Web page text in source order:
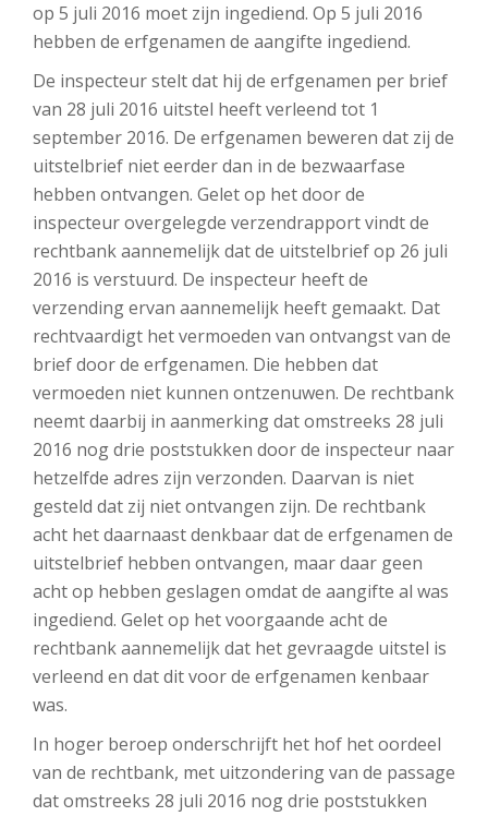
op 5 juli 2016 moet zijn ingediend. Op 5 juli 2016
hebben de erfgenamen de aangifte ingediend.
De inspecteur stelt dat hij de erfgenamen per brief
van 28 juli 2016 uitstel heeft verleend tot 1
september 2016. De erfgenamen beweren dat zij de
uitstelbrief niet eerder dan in de bezwaarfase
hebben ontvangen. Gelet op het door de
inspecteur overgelegde verzendrapport vindt de
rechtbank aannemelijk dat de uitstelbrief op 26 juli
2016 is verstuurd. De inspecteur heeft de
verzending ervan aannemelijk heeft gemaakt. Dat
rechtvaardigt het vermoeden van ontvangst van de
brief door de erfgenamen. Die hebben dat
vermoeden niet kunnen ontzenuwen. De rechtbank
neemt daarbij in aanmerking dat omstreeks 28 juli
2016 nog drie poststukken door de inspecteur naar
hetzelfde adres zijn verzonden. Daarvan is niet
gesteld dat zij niet ontvangen zijn. De rechtbank
acht het daarnaast denkbaar dat de erfgenamen de
uitstelbrief hebben ontvangen, maar daar geen
acht op hebben geslagen omdat de aangifte al was
ingediend. Gelet op het voorgaande acht de
rechtbank aannemelijk dat het gevraagde uitstel is
verleend en dat dit voor de erfgenamen kenbaar
was.
In hoger beroep onderschrijft het hof het oordeel
van de rechtbank, met uitzondering van de passage
dat omstreeks 28 juli 2016 nog drie poststukken